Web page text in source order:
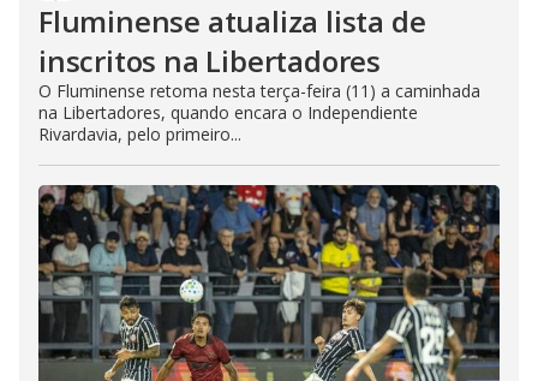
Fluminense atualiza lista de
inscritos na Libertadores
O Fluminense retoma nesta terça-feira (11) a caminhada
na Libertadores, quando encara o Independiente
Rivardavia, pelo primeiro...